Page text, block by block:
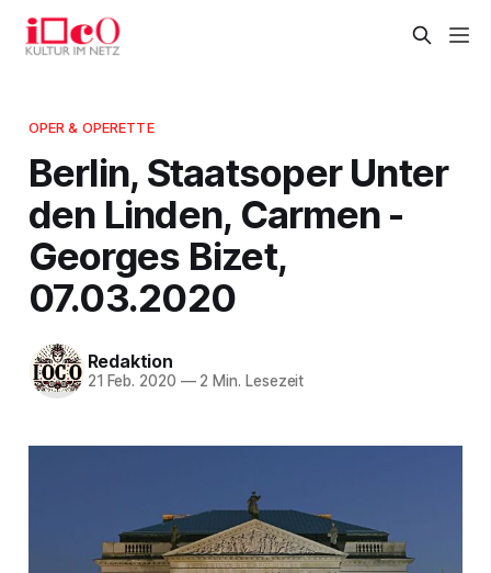
OPER & OPERETTE
Berlin, Staatsoper Unter
den Linden, Carmen -
Georges Bizet,
07.03.2020
Redaktion
21 Feb. 2020 —2 Min. Lesezeit